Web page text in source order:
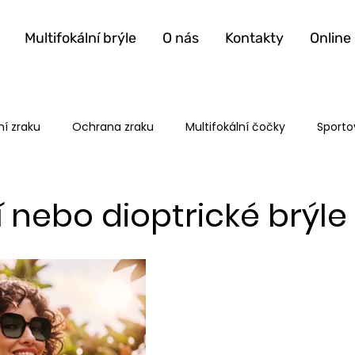
Multifokální brýle O nás Kontakty
zraku Ochrana zraku Multifokální čočky
nebo dioptrické brýle